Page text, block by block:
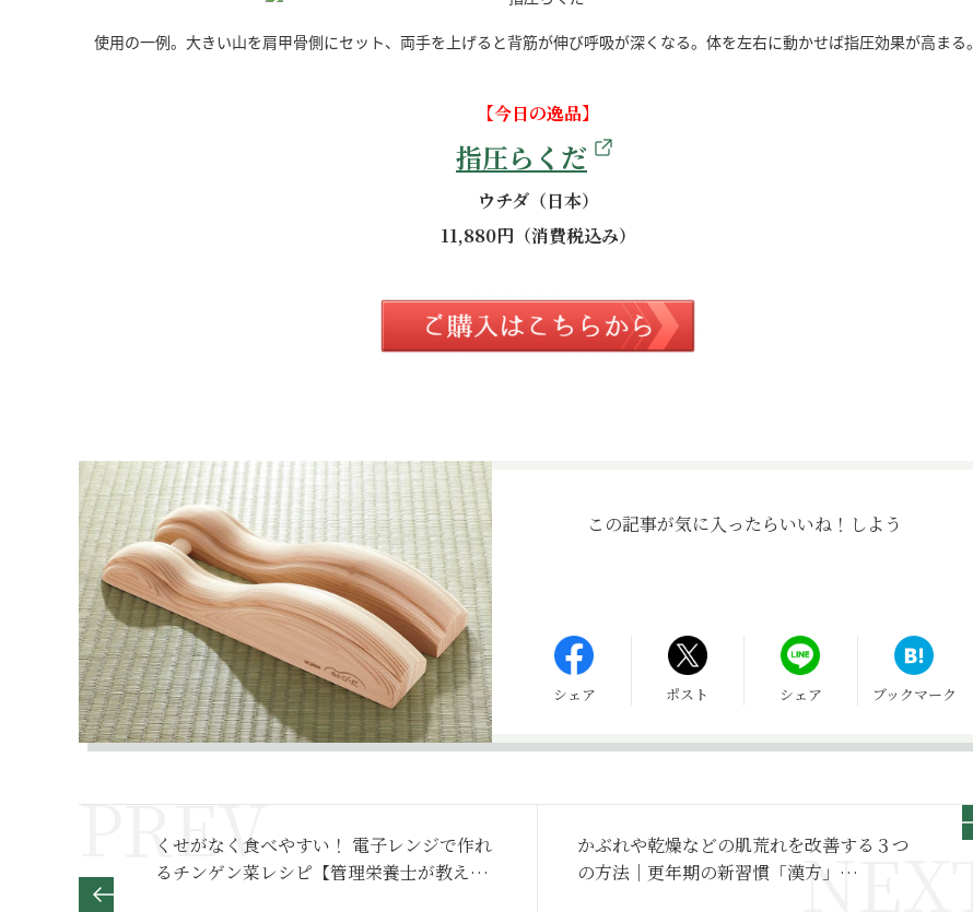
使用の一例。大きい山を肩甲骨側にセット、両手を上げると背筋が伸び呼吸が深くなる。体を左右に動かせば指圧効果が高まる。
【今日の逸品】
指圧らくだ
ウチダ（日本）
11,880円（消費税込み）
この記事が気に入ったらいいね！しよう
シェア ポスト シェア ブックマーク
くせがなく食べやすい！ 電子レンジで作れ
るチンゲン菜レシピ【管理栄養士が教える
かぶれや乾燥などの肌荒れを改善する３つ
の方法｜更年期の新習慣「漢方」